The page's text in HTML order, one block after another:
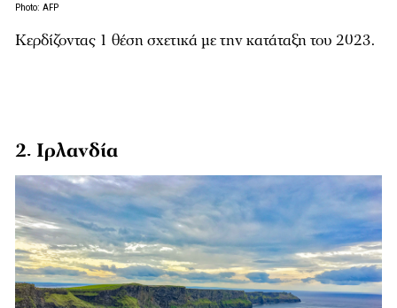
Photo: AFP
Κερδίζοντας 1 θέση σχετικά με την κατάταξη του 2023.
2. Ιρλανδία